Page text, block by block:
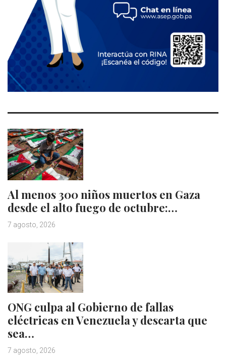
Al menos 300 niños muertos en Gaza
desde el alto fuego de octubre:…
7 agosto, 2026
ONG culpa al Gobierno de fallas
eléctricas en Venezuela y descarta que
sea…
7 agosto, 2026